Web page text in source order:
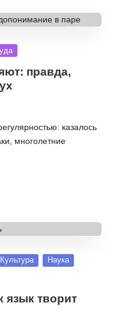
правда,
казалось
многолетние
Культура
Наука
язык творит